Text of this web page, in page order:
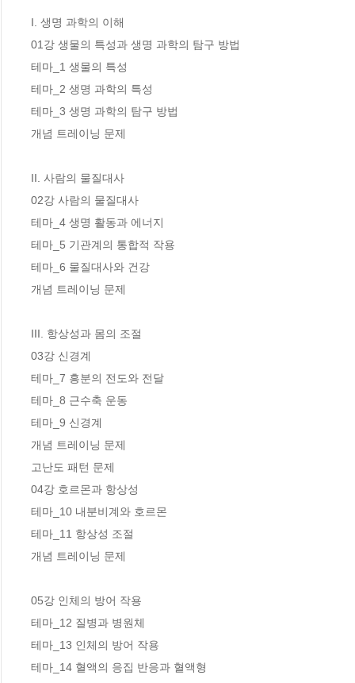
I. 생명 과학의 이해
01강 생물의 특성과 생명 과학의 탐구 방법
테마_1 생물의 특성
테마_2 생명 과학의 특성
테마_3 생명 과학의 탐구 방법
개념 트레이닝 문제
II. 사람의 물질대사
02강 사람의 물질대사
테마_4 생명 활동과 에너지
테마_5 기관계의 통합적 작용
테마_6 물질대사와 건강
개념 트레이닝 문제
III. 항상성과 몸의 조절
03강 신경계
테마_7 흥분의 전도와 전달
테마_8 근수축 운동
테마_9 신경계
개념 트레이닝 문제
고난도 패턴 문제
04강 호르몬과 항상성
테마_10 내분비계와 호르몬
테마_11 항상성 조절
개념 트레이닝 문제
05강 인체의 방어 작용
테마_12 질병과 병원체
테마_13 인체의 방어 작용
테마_14 혈액의 응집 반응과 혈액형